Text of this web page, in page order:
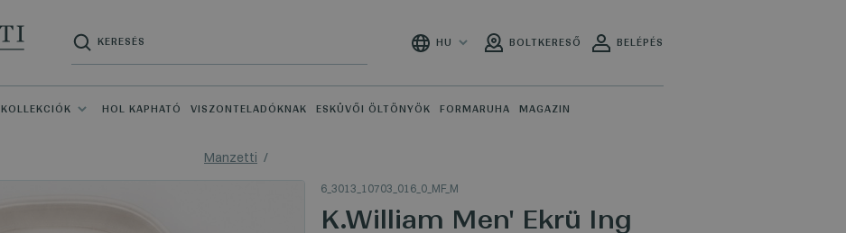
HU BOLTKERESŐ BELÉPÉS
KOLLEKCIÓK HOL KAPHATÓ VISZONTELADÓKNAK ESKÜVŐI ÖLTÖNYÖK FORMARUHA MAGAZIN
Manzetti
6_3013_10703_016_0_MF_M
K.William Men' Ekrü Ing